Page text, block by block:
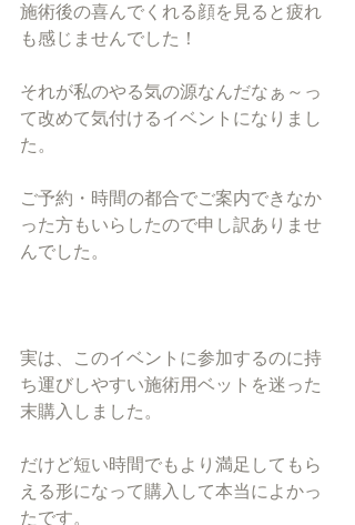
施術後の喜んでくれる顔を見ると疲れ
も感じませんでした！
それが私のやる気の源なんだなぁ～っ
て改めて気付けるイベントになりまし
た。
ご予約・時間の都合でご案内できなか
った方もいらしたので申し訳ありませ
んでした。
実は、このイベントに参加するのに持
ち運びしやすい施術用ベットを迷った
末購入しました。
だけど短い時間でもより満足してもら
える形になって購入して本当によかっ
たです。